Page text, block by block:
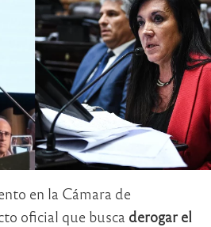
en la Cámara de
oficial que busca derogar el